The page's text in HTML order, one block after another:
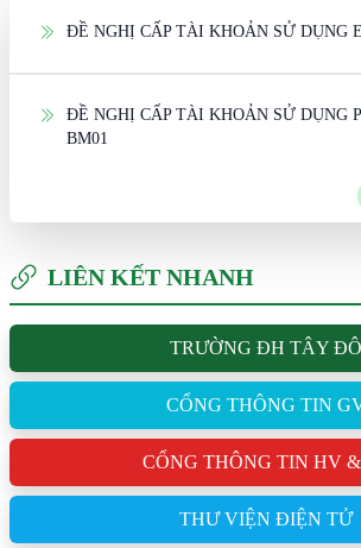
ĐỀ NGHỊ CẤP TÀI KHOẢN SỬ DỤNG
ĐỀ NGHỊ CẤP TÀI KHOẢN SỬ DỤNG
BM01
LIÊN KẾT NHANH
TRƯỜNG ĐH TÂY ĐÔ
CỔNG THÔNG TIN
CỔNG THÔNG TIN HV
THƯ VIỆN ĐIỆN TỬ